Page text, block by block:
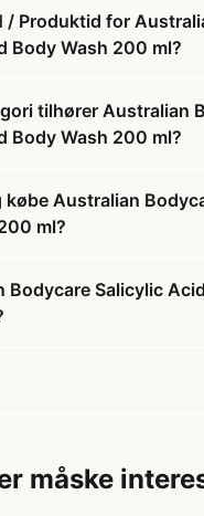
/ Produktid for
Body Wash 200 ml?
tilhører Australian
Body Wash 200 ml?
købe Australian
ml?
Bodycare Salicylic
måske